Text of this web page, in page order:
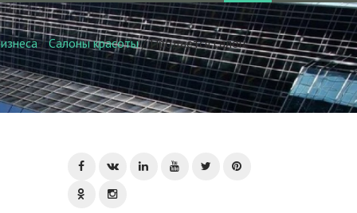
/Салоны красоты/Продается салон